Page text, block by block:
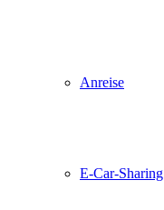
Anreise
E-Car-Sharing